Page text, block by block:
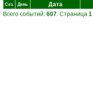
Сез. День
Дата
Всего событий: 607. Страница 1